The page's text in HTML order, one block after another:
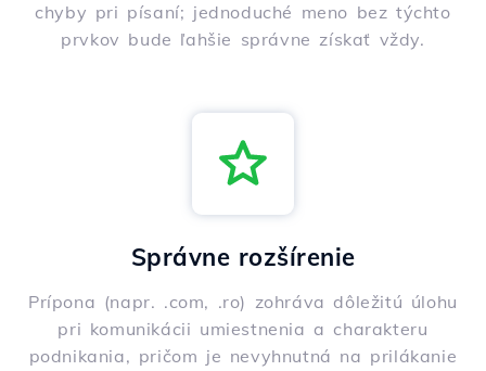
chyby pri písaní; jednoduché meno bez týchto
prvkov bude ľahšie správne získať vždy.
Správne rozšírenie
Prípona (napr. .com, .ro) zohráva dôležitú úlohu
pri komunikácii umiestnenia a charakteru
podnikania, pričom je nevyhnutná na prilákanie